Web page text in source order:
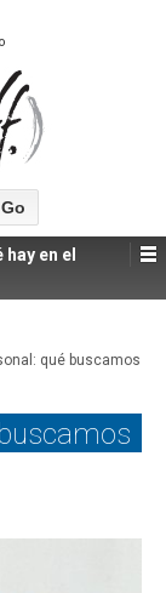
en el
qué buscamos